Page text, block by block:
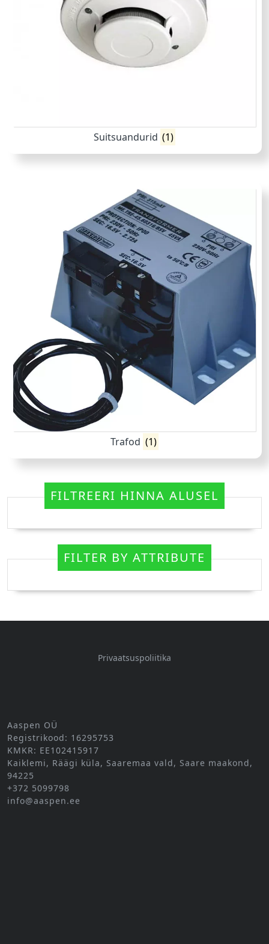
Suitsuandurid (1)
Trafod (1)
FILTREERI HINNA ALUSEL
FILTER BY ATTRIBUTE
Privaatsuspoliitika
Aaspen OÜ
Registrikood: 16295753
KMKR: EE102415917
Kaiklemi, Räägi küla, Saaremaa vald, Saare maakond,
94225
+372 5099798
info@aaspen.ee